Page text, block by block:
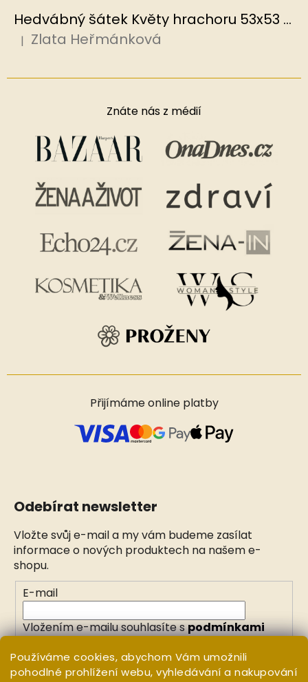
Používáme cookies, abychom Vám umožnili
pohodlné prohlížení webu, vyhledávání a nakupování
Hedvábný šátek Květy hrachoru 53x53 cm v dárkovém balení, HEDVÁBNÝ SVĚT
Hodnocení produktu je 5 z 5 hvězdiček.
| Zlata Heřmánková
Znáte nás z médií
Přijímáme online platby
Odebírat newsletter
Vložte svůj e-mail a my vám budeme zasílat
informace o nových produktech na našem e-
shopu.
E-mail
Vložením e-mailu souhlasíte spodmínkami
PŘIHLÁSIT SE